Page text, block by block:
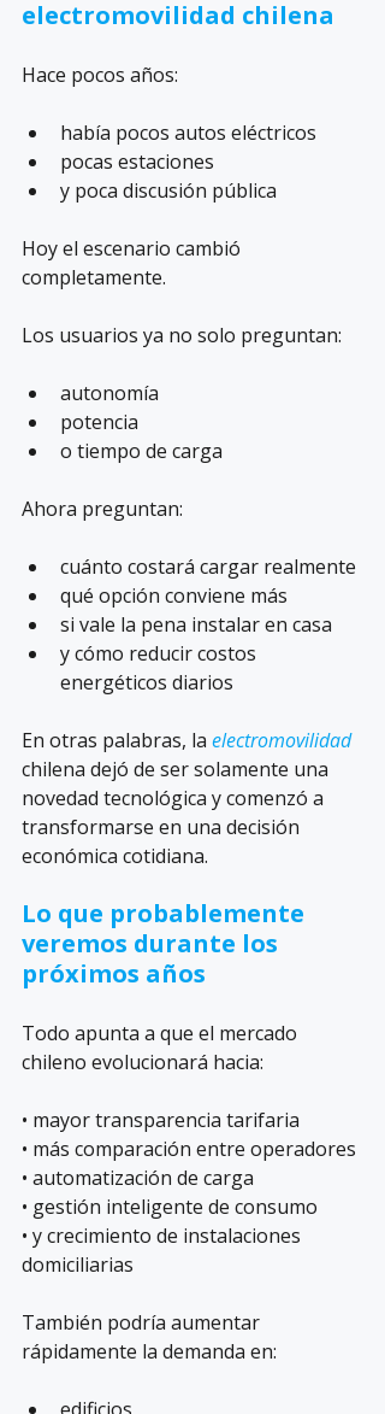
electromovilidad chilena
Hace pocos años:
había pocos autos eléctricos
pocas estaciones
y poca discusión pública
Hoy el escenario cambió
completamente.
Los usuarios ya no solo preguntan:
autonomía
potencia
o tiempo de carga
Ahora preguntan:
cuánto costará cargar realmente
qué opción conviene más
si vale la pena instalar en casa
y cómo reducir costos
energéticos diarios
En otras palabras, la electromovilidad
chilena dejó de ser solamente una
novedad tecnológica y comenzó a
transformarse en una decisión
económica cotidiana.
Lo que probablemente
veremos durante los
próximos años
Todo apunta a que el mercado
chileno evolucionará hacia:
• mayor transparencia tarifaria
• más comparación entre operadores
• automatización de carga
• gestión inteligente de consumo
• y crecimiento de instalaciones
domiciliarias
También podría aumentar
rápidamente la demanda en: